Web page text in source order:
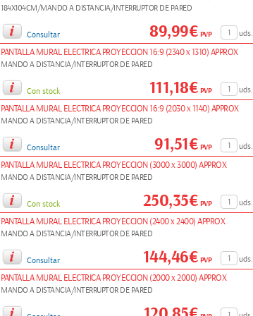
184X104CM/MANDO A DISTANCIA/INTERRUPTOR DE PARED
Consultar uds.
89,99€PVP
PANTALLA MURAL ELECTRICA PROYECCION 16:9 (2340 x 1310) APPROX
MANDO A DISTANCIA/INTERRUPTOR DE PARED
Con stock uds.
111,18€PVP
PANTALLA MURAL ELECTRICA PROYECCION 16:9 (2030 x 1140) APPROX
MANDO A DISTANCIA/INTERRUPTOR DE PARED
Consultar uds.
91,51€PVP
PANTALLA MURAL ELECTRICA PROYECCION (3000 x 3000) APPROX
MANDO A DISTANCIA/INTERRUPTOR DE PARED
Con stock uds.
250,35€PVP
PANTALLA MURAL ELECTRICA PROYECCION (2400 x 2400) APPROX
MANDO A DISTANCIA/INTERRUPTOR DE PARED
Consultar uds.
144,46€PVP
PANTALLA MURAL ELECTRICA PROYECCION (2000 x 2000) APPROX
MANDO A DISTANCIA/INTERRUPTOR DE PARED